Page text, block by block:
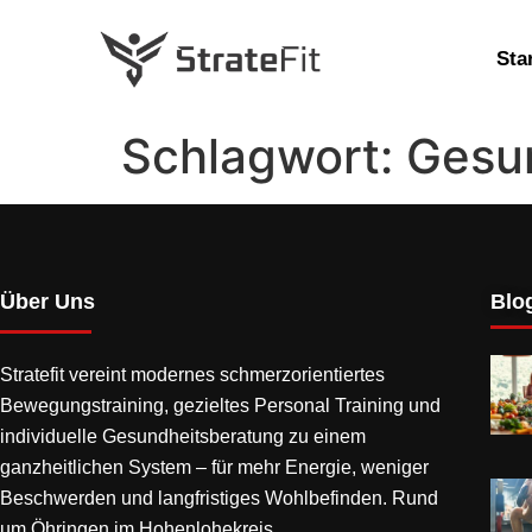
Schlagwort:
Über Uns
Stratefit vereint modernes schmerzorientiertes
Bewegungstraining, gezieltes Personal Training und
individuelle Gesundheitsberatung zu einem
ganzheitlichen System – für mehr Energie, weniger
Beschwerden und langfristiges Wohlbefinden. Rund